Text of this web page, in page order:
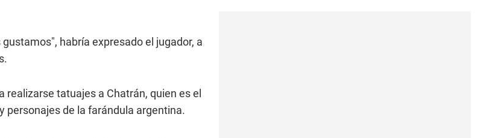
habría expresado el jugador, a
realizarse tatuajes a Chatrán, quien es el
personajes de la farándula argentina.